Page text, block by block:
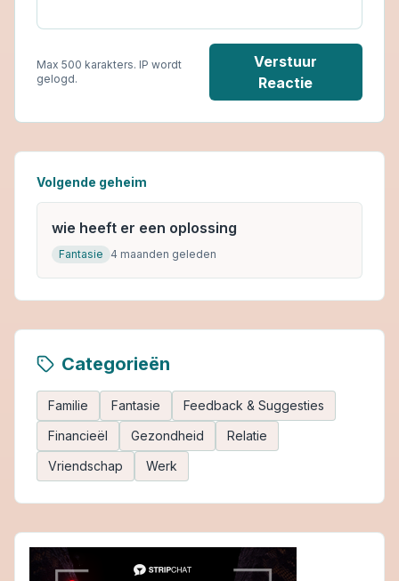
Max 500 karakters. IP wordt
gelogd.
Verstuur
Reactie
Volgende geheim
wie heeft er een oplossing
Fantasie 4 maanden geleden
Categorieën
Familie Fantasie
Feedback & Suggesties
Financieël
Gezondheid
Relatie
Vriendschap
Werk